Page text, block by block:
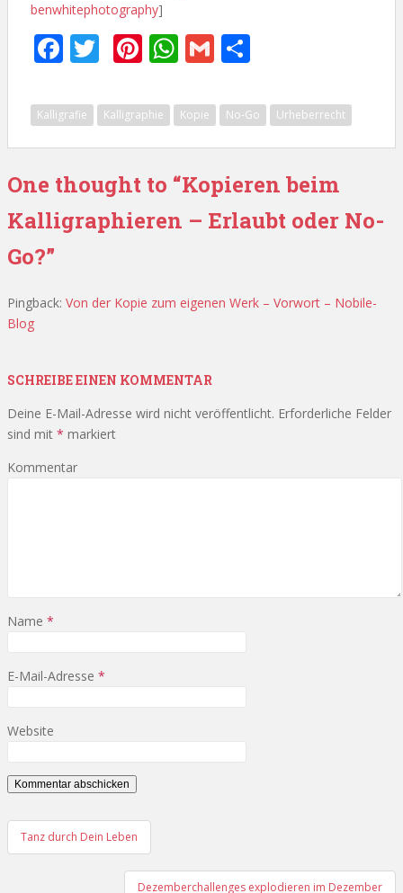
benwhitephotography]
F
e
b
o
k
T
itt
er
Pi
er
e
W
at
s
p
p
G
ai
l
le
n
Kalligrafie Kalligraphie Kopie No-Go Urheberrecht
One thought to “Kopieren beim
Kalligraphieren – Erlaubt oder No-
Go?”
Pingback: Von der Kopie zum eigenen Werk – Vorwort – Nobile-
Blog
SCHREIBE EINEN KOMMENTAR
Deine E-Mail-Adresse wird nicht veröffentlicht. Erforderliche Felder
sind mit * markiert
Kommentar
Name *
E-Mail-Adresse *
Website
Beitragsnavigation
Tanz durch Dein Leben
Dezemberchallenges explodieren im Dezember